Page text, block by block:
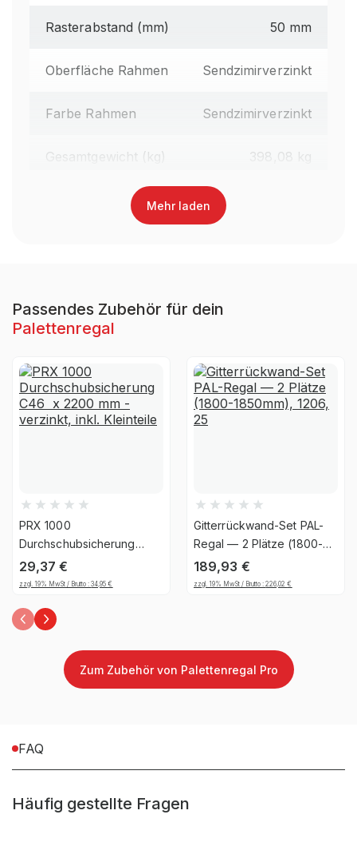
Rasterabstand (mm) 50 mm
Oberfläche Rahmen Sendzimirverzinkt
Farbe Rahmen Sendzimirverzinkt
Gesamtgewicht (kg) 398,08 kg
Regalhöhe gesamt (mm)
Farbe Traversen
Material Stahl
UV-
Ja, jedoch nicht für die
Garantiezeit 10 Jahre
Brancheneignung
Handwerk & Werkstatt,
Industrie & Fertigung,
Auto & Garage, E-
Montageart schraubbar
Mehr laden
Passendes Zubehör für dein
Palettenregal
PRX 1000
Durchschubsicherung
C46 x 2200 mm -
verzinkt, inkl. Kleinteile
29,37€
zzgl. 19% MwSt / Brutto :34,95€
Gitterrückwand-Set PAL-
Regal — 2 Plätze (1800-
1850mm), 1206, 25
189,93 €
zzgl. 19% MwSt / Brutto :226,02€
Zum Zubehör von Palettenregal Pro
FAQ
Häufig gestellte Fragen